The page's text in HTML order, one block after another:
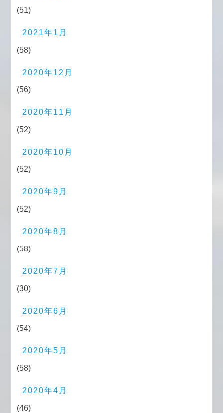
(51)
2021年1月
(58)
2020年12月
(56)
2020年11月
(52)
2020年10月
(52)
2020年9月
(52)
2020年8月
(58)
2020年7月
(30)
2020年6月
(54)
2020年5月
(58)
2020年4月
(46)